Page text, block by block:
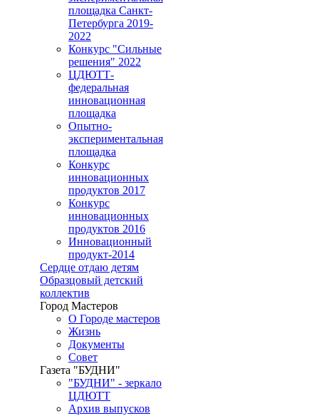
площадка Санкт-
Петербурга 2019-
2022
Конкурс "Сильные
решения" 2022
ЦДЮТТ-
федеральная
инновационная
площадка
Опытно-
экспериментальная
площадка
Конкурс
инновационных
продуктов 2017
Конкурс
инновационных
продуктов 2016
Инновационный
продукт-2014
Сердце отдаю детям
Образцовый детский
коллектив
Город Мастеров
О Городе мастеров
Жизнь
Документы
Совет
Газета "БУДНИ"
"БУДНИ" - зеркало
ЦДЮТТ
Архив выпусков